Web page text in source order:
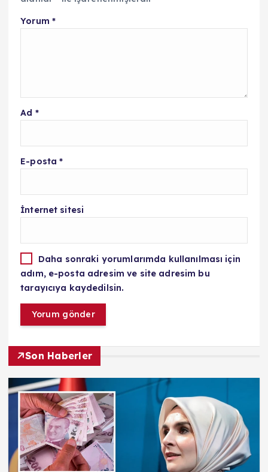
Yorum *
Ad *
E-posta*
İnternet sitesi
Daha sonraki yorumlarımda kullanılması için
adım, e-posta adresim ve site adresim bu
tarayıcıya kaydedilsin.
Son Haberler